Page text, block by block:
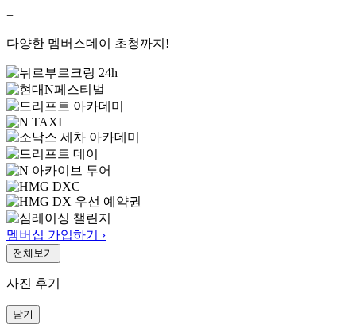
+
다양한 멤버스데이 초청까지!
멤버십 가입하기 ›
전체보기
사진 후기
닫기